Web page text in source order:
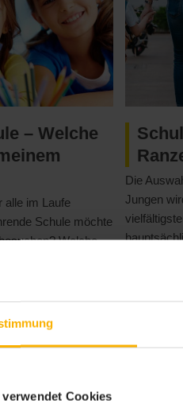
verwendet Cookies
– Welche
alle im Laufe
Schule möchte
Welche
ich beim
Schule
möchten wir Ihnen
machen.
einer w...
Die
Jungen